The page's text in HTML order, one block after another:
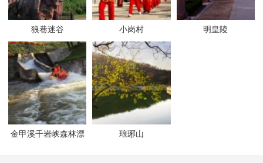
狼巷迷谷 小岗村 明皇陵
金甲溪千岩峡森林漂
琅琊山